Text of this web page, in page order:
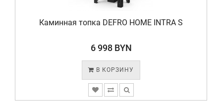
Каминная топка DEFRO HOME INTRA S
6 998 BYN
В КОРЗИНУ